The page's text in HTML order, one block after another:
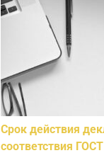
Срок действия
соответствия